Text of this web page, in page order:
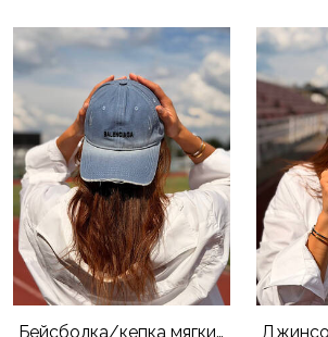
Бейсболка/кепка мягкий деним голубя